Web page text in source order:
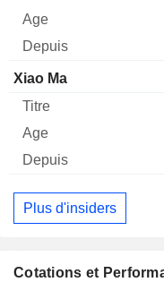
Cotations et
Xiao Ma
Plus d'insiders